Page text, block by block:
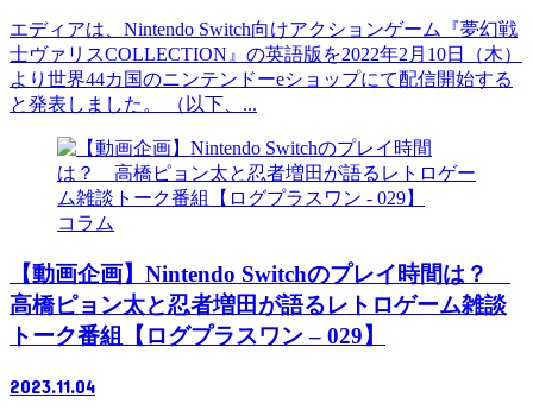
エディアは、Nintendo Switch向けアクションゲーム『夢幻戦
士ヴァリスCOLLECTION』の英語版を2022年2月10日（木）
より世界44カ国のニンテンドーeショップにて配信開始する
と発表しました。 （以下、...
コラム
【動画企画】Nintendo Switchのプレイ時間は？
高橋ピョン太と忍者増田が語るレトロゲーム雑談
トーク番組【ログプラスワン – 029】
2023.11.04